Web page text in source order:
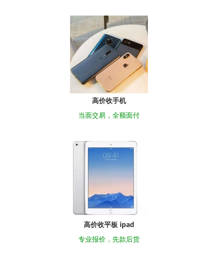
高价收手机
当面交易，全额面付
高价收平板 ipad
专业报价，先款后货